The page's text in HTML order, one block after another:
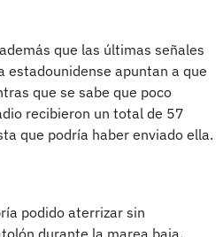
que las últimas señales
estadounidense apuntan a que
que se sabe que poco
recibieron un total de 57
que podría haber enviado ella.
podido aterrizar sin
durante la marea baja,